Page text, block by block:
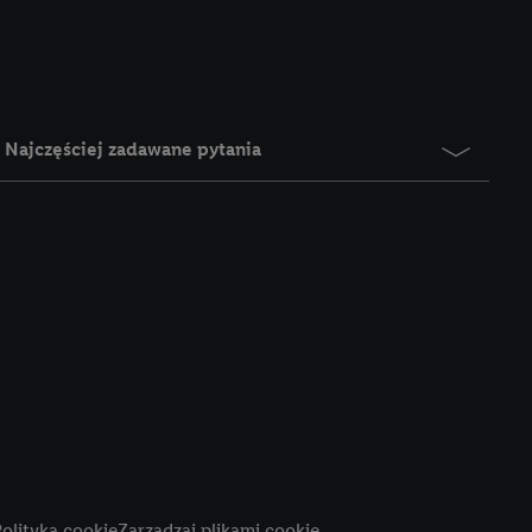
Najczęściej zadawane pytania
jednym z wyżej
możemy
rozpoznać
W tym celu
adres e-
adresu IP. Jeśli
użyciu adresu IP i
usług Lidl. W
Zgodę na
celów marketingu